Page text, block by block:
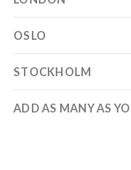
OSLO
STOCKHOLM
ADD AS MANY AS